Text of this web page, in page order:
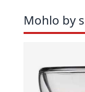
Mohlo by